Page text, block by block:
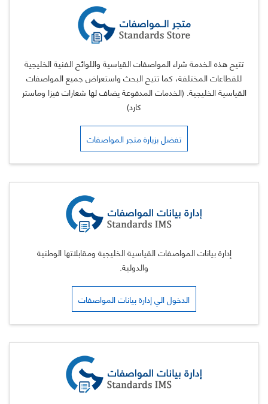
تتيح هذه الخدمة شراء المواصفات القياسية واللوائح الفنية الخليجية
للقطاعات المختلفة، كما تتيح البحث واستعراض جميع المواصفات
القياسية الخليجية. (الخدمات المدفوعة يضاف لها شعارات فيزا وماستر
كارد)
تفضل بزيارة متجر المواصفات
إدارة بيانات المواصفات القياسية الخليجية ومقابلاتها الوطنية
والدولية.
الدخول الي إدارة بيانات المواصفات